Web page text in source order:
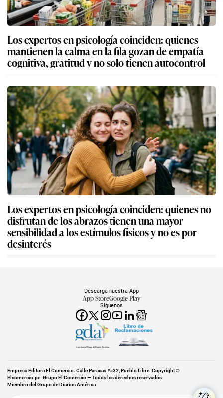
Los expertos en psicología coinciden: quienes
mantienen la calma en la fila gozan de empatía
cognitiva, gratitud y no solo tienen autocontrol
Los expertos en psicología coinciden: quienes no
disfrutan de los abrazos tienen una mayor
sensibilidad a los estímulos físicos y no es por
desinterés
Síguenos
Descarga nuestra App
App StoreGoogle Play
Miembro del Grupo de Diarios América
Empresa Editora El Comercio. Calle Paracas #532, Pueblo Libre. Copyright ©
Elcomercio.pe. Grupo El Comercio — Todos los derechos reservados
Miembro del Grupo de Diarios América